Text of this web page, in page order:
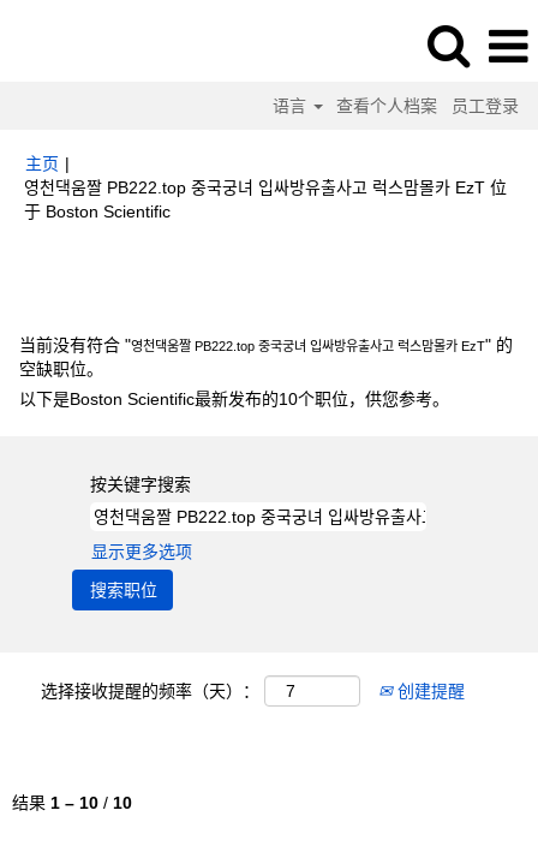
语言 查看个人档案 员工登录
主页 |
영천댁움짤 PB222.top 중국궁녀 입싸방유출사고 럭스맘몰카 EzT 位
于 Boston Scientific（当
当前没有符合 "영천댁움짤 PB222.top 중국궁녀 입싸방유출사고 럭스맘몰카 EzT" 的
空缺职位。
以下是Boston Scientific最新发布的10个职位，供您参考。
按关键字搜索
显示更多选项
选择接收提醒的频率（天）： 创建提醒
结果 1 – 10 / 10